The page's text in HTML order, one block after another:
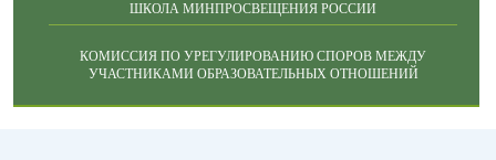
ШКОЛА МИНПРОСВЕЩЕНИЯ РОССИИ
КОМИССИЯ ПО УРЕГУЛИРОВАНИЮ СПОРОВ МЕЖДУ
УЧАСТНИКАМИ ОБРАЗОВАТЕЛЬНЫХ ОТНОШЕНИЙ